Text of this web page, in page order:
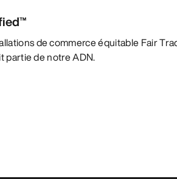
de commerce équitable Fair
partie de notre ADN.